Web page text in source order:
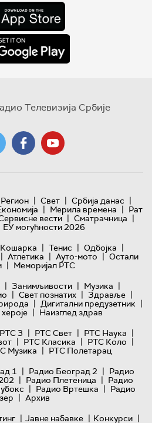
Телевизија Србије
Регион | Свет | Србија данас |
| Мерила времена | Рат
вести | Сматрачница |
ЕУ могућности 2026
Кошарка | Тенис | Одбојка |
| Атлетика | Ауто-мото | Остали
| Меморијал РТС
| Занимљивости | Музика |
| Свет познатих | Здравље |
| Дигитални предузетник |
| Наизглед здрав
РТС 3 | РТС Свет | РТС Наука |
| РТС Класика | РТС Коло |
Музика | РТС Полетарац
1 | Радио Београд 2 | Радио
| Радио Плетеница | Радио
| Радио Вртешка | Радио
| Архив
| Јавне набавке | Конкурси |